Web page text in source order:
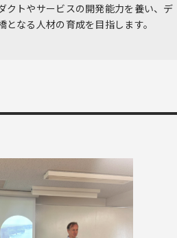
クトやサービスの開発能力を養い、デ
なる人材の育成を目指します。